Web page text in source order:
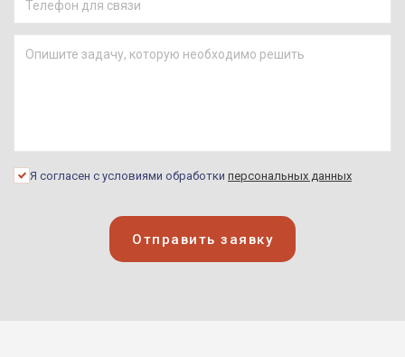
Я согласен с условиями обработки персональных данных
Отправить заявку